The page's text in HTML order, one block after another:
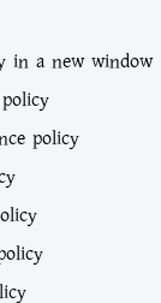
in a new window
policy